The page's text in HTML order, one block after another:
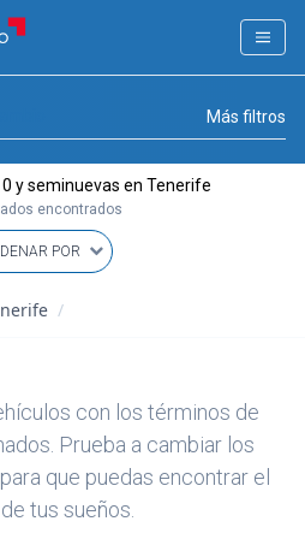
Más filtros
y seminuevas en Tenerife
encontrados
/
con los términos de
Prueba a cambiar los
que puedas encontrar el
tus sueños.